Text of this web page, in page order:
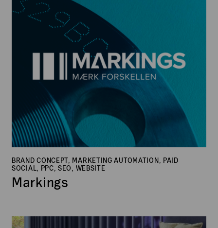
BRAND CONCEPT, MARKETING AUTOMATION, PAID
SOCIAL, PPC, SEO, WEBSITE
Markings
Botex